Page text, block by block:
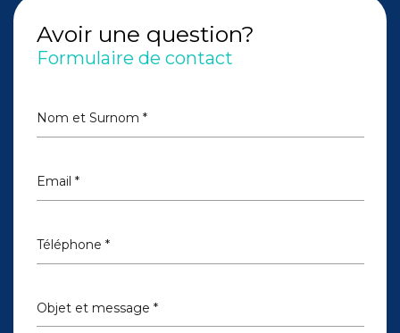
Avoir une question?
Formulaire de contact
Nom et Surnom *
Email *
Téléphone *
Objet et message *